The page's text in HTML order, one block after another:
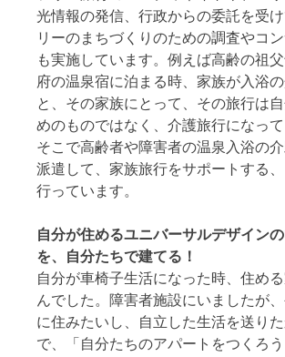
光情報の発信、行政からの委託を受
リーのまちづくりのための調査やコ
も実施しています。例えば高齢の祖
府の温泉宿に泊まる時、家族が入浴
と、その家族にとって、その旅行は
めのものではなく、介護旅行になって
そこで高齢者や障害者の温泉入浴の
派遣して、家族旅行をサポートする
行っています。
自分が住めるユニバーサルデザイン
を、自分たちで建てる！
自分が車椅子生活になった時、住め
んでした。障害者施設にいましたが
に住みたいし、自立した生活を送り
で、「自分たちのアパートをつくろ